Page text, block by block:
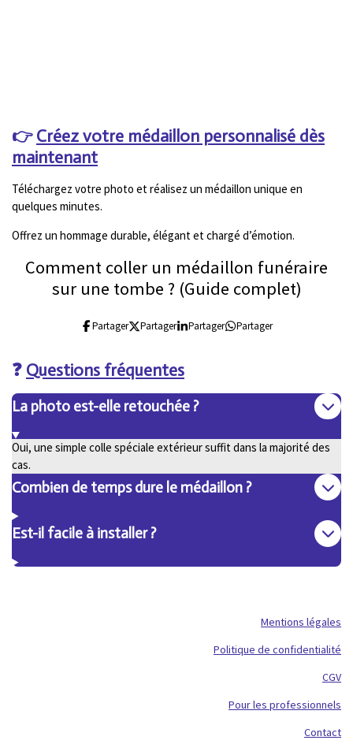
👉Créez votre médaillon personnalisé dès
maintenant
Téléchargez votre photo et réalisez un médaillon unique en
quelques minutes.
Offrez un hommage durable, élégant et chargé d’émotion.
Comment coller un médaillon funéraire
sur une tombe ? (Guide complet)
Partager Partager Partager Partager
❓ Questions fréquentes
La photo est-elle retouchée ?
Oui, une simple colle spéciale extérieur suffit dans la majorité des
cas.
Combien de temps dure le médaillon ?
Est-il facile à installer ?
Mentions légales
Politique de confidentialité
CGV
Pour les professionnels
Contact